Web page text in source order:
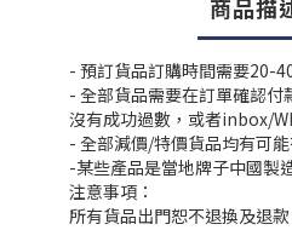
商品描
- 預訂貨品訂購時間需要20-
- 全部貨品需要在訂單確認付
沒有成功過數，或者inbox/
- 全部減價/特價貨品均有可
-某些產品是當地牌子中國製
注意事項：
所有貨品出門恕不退換及退款